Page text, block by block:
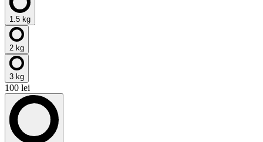
1.5 kg
2 kg
3 kg
100 lei